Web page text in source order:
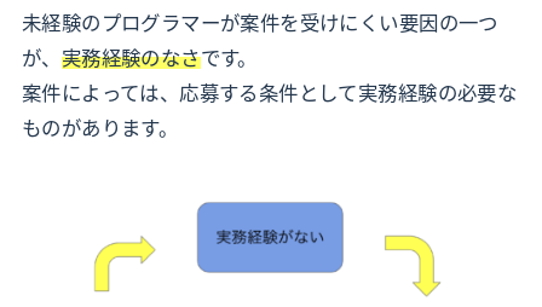
未経験のプログラマーが案件を受けにくい要因の一つ
が、 実務経験のなさです。
案件によっては、応募する条件として実務経験の必要な
ものがあります。